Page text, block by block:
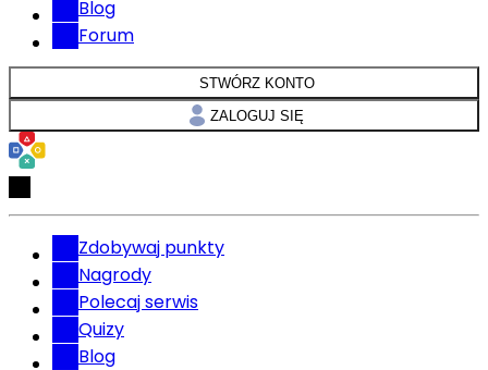
Blog
Forum
STWÓRZ KONTO
ZALOGUJ SIĘ
Zdobywaj punkty
Nagrody
Polecaj serwis
Quizy
Blog